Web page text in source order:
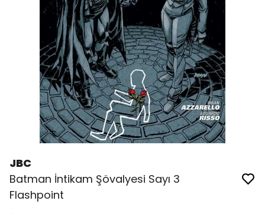
JBC
Batman İntikam Şövalyesi Sayı 3
Flashpoint